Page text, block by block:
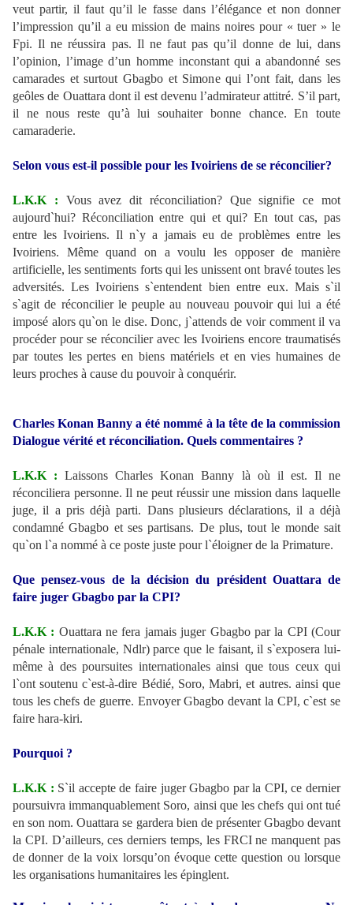
veut partir, il faut qu’il le fasse dans l’élégance et non donner
l’impression qu’il a eu mission de mains noires pour « tuer » le
Fpi. Il ne réussira pas. Il ne faut pas qu’il donne de lui, dans
l’opinion, l’image d’un homme inconstant qui a abandonné ses
camarades et surtout Gbagbo et Simone qui l’ont fait, dans les
geôles de Ouattara dont il est devenu l’admirateur attitré. S’il part,
il ne nous reste qu’à lui souhaiter bonne chance. En toute
camaraderie.
Selon vous est-il possible pour les Ivoiriens de se réconcilier?
L.K.K : Vous avez dit réconciliation? Que signifie ce mot
aujourd`hui? Réconciliation entre qui et qui? En tout cas, pas
entre les Ivoiriens. Il n`y a jamais eu de problèmes entre les
Ivoiriens. Même quand on a voulu les opposer de manière
artificielle, les sentiments forts qui les unissent ont bravé toutes les
adversités. Les Ivoiriens s`entendent bien entre eux. Mais s`il
s`agit de réconcilier le peuple au nouveau pouvoir qui lui a été
imposé alors qu`on le dise. Donc, j`attends de voir comment il va
procéder pour se réconcilier avec les Ivoiriens encore traumatisés
par toutes les pertes en biens matériels et en vies humaines de
leurs proches à cause du pouvoir à conquérir.
Charles Konan Banny a été nommé à la tête de la commission
Dialogue vérité et réconciliation. Quels commentaires ?
L.K.K : Laissons Charles Konan Banny là où il est. Il ne
réconciliera personne. Il ne peut réussir une mission dans laquelle
juge, il a pris déjà parti. Dans plusieurs déclarations, il a déjà
condamné Gbagbo et ses partisans. De plus, tout le monde sait
qu`on l`a nommé à ce poste juste pour l`éloigner de la Primature.
Que pensez-vous de la décision du président Ouattara de
faire juger Gbagbo par la CPI?
L.K.K : Ouattara ne fera jamais juger Gbagbo par la CPI (Cour
pénale internationale, Ndlr) parce que le faisant, il s`exposera lui-
même à des poursuites internationales ainsi que tous ceux qui
l`ont soutenu c`est-à-dire Bédié, Soro, Mabri, et autres. ainsi que
tous les chefs de guerre. Envoyer Gbagbo devant la CPI, c`est se
faire hara-kiri.
Pourquoi ?
L.K.K : S`il accepte de faire juger Gbagbo par la CPI, ce dernier
poursuivra immanquablement Soro, ainsi que les chefs qui ont tué
en son nom. Ouattara se gardera bien de présenter Gbagbo devant
la CPI. D’ailleurs, ces derniers temps, les FRCI ne manquent pas
de donner de la voix lorsqu’on évoque cette question ou lorsque
les organisations humanitaires les épinglent.